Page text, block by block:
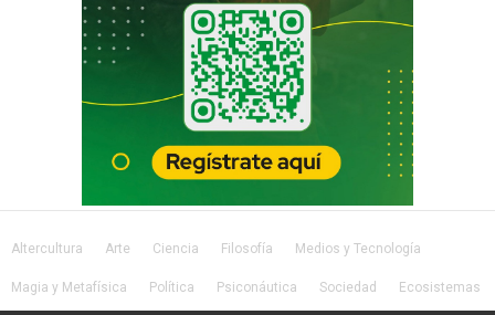
Altercultura Arte Ciencia Filosofía Medios y Tecnología
Magia y Metafísica Política Psiconáutica Sociedad Ecosistemas